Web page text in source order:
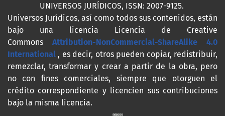
UNIVERSOS JURÍDICOS, ISSN: 2007-9125.
Universos Jurídicos, así como todos sus contenidos, están
bajo una licencia Licencia de Creative
Commons Attribution-NonCommercial-ShareAlike 4.0
International , es decir, otros pueden copiar, redistribuir,
remezclar, transformar y crear a partir de la obra, pero
no con fines comerciales, siempre que otorguen el
crédito correspondiente y licencien sus contribuciones
bajo la misma licencia.